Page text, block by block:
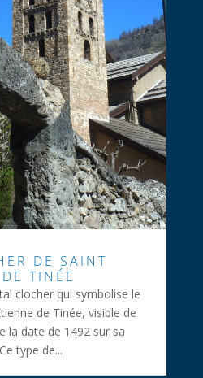
DE SAINT
TINÉE
clocher qui symbolise le
de Tinée, visible de
la date de 1492 sur sa
type de...